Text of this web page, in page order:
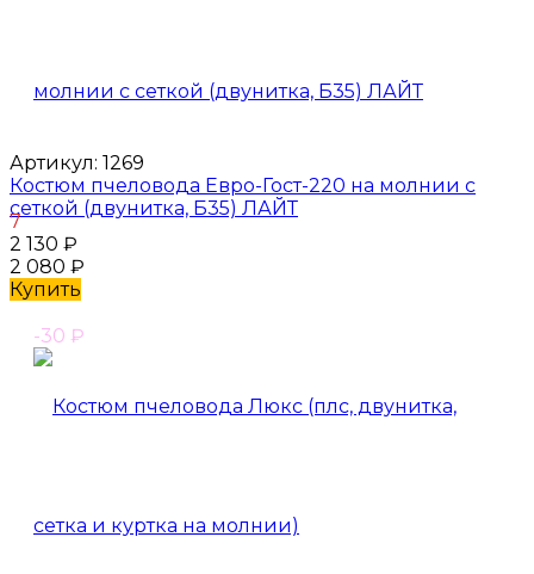
Артикул: 1269
Костюм пчеловода Евро-Гост-220 на молнии с
сеткой (двунитка, Б35) ЛАЙТ
7
2 130 ₽
2 080 ₽
Купить
-30 ₽